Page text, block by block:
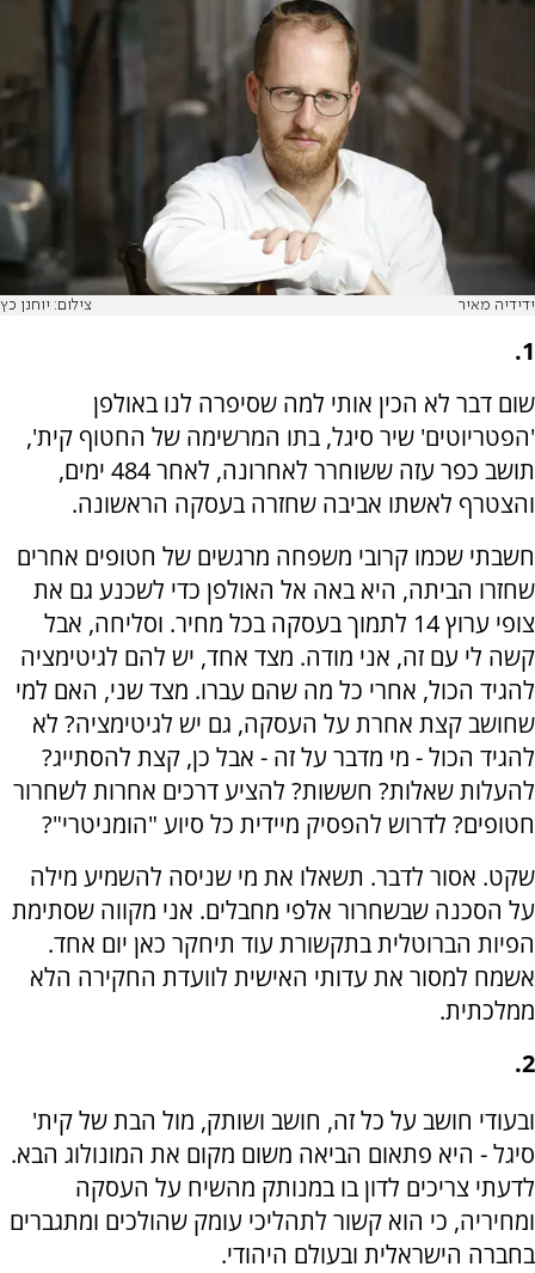
ידידיה מאיר צילום: יוחנן כץ
1.
שום דבר לא הכין אותי למה שסיפרה לנו באולפן
'הפטריוטים' שיר סיגל, בתו המרשימה של החטוף קית',
תושב כפר עזה ששוחרר לאחרונה, לאחר 484 ימים,
והצטרף לאשתו אביבה שחזרה בעסקה הראשונה.
חשבתי שכמו קרובי משפחה מרגשים של חטופים אחרים
שחזרו הביתה, היא באה אל האולפן כדי לשכנע גם את
צופי ערוץ 14 לתמוך בעסקה בכל מחיר. וסליחה, אבל
קשה לי עם זה, אני מודה. מצד אחד, יש להם לגיטימציה
להגיד הכול, אחרי כל מה שהם עברו. מצד שני, האם למי
שחושב קצת אחרת על העסקה, גם יש לגיטימציה? לא
להגיד הכול - מי מדבר על זה - אבל כן, קצת להסתייג?
להעלות שאלות? חששות? להציע דרכים אחרות לשחרור
חטופים? לדרוש להפסיק מיידית כל סיוע "הומניטרי"?
שקט. אסור לדבר. תשאלו את מי שניסה להשמיע מילה
על הסכנה שבשחרור אלפי מחבלים. אני מקווה שסתימת
הפיות הברוטלית בתקשורת עוד תיחקר כאן יום אחד.
אשמח למסור את עדותי האישית לוועדת החקירה הלא
ממלכתית.
2.
ובעודי חושב על כל זה, חושב ושותק, מול הבת של קית'
סיגל - היא פתאום הביאה משום מקום את המונולוג הבא.
לדעתי צריכים לדון בו במנותק מהשיח על העסקה
ומחיריה, כי הוא קשור לתהליכי עומק שהולכים ומתגברים
בחברה הישראלית ובעולם היהודי.